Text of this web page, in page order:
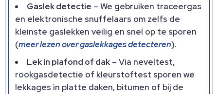
Gaslek detectie – We gebruiken traceergas
en elektronische snuffelaars om zelfs de
kleinste gaslekken veilig en snel op te sporen
(meer lezen over gaslekkages detecteren).​
Lek in plafond of dak– Via neveltest,
rookgasdetectie of kleurstoftest sporen we
lekkages in platte daken, bitumen of bij de